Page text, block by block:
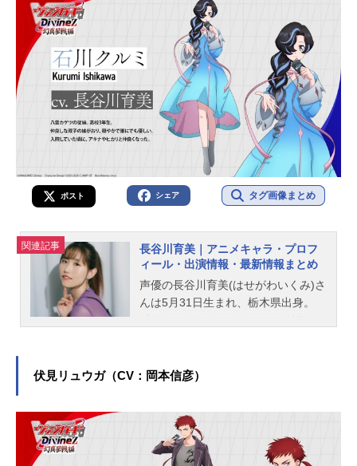
ポスト シェア タグ画像まとめ
関連記事
長谷川育美｜アニメキャラ・プロフ
ィール・出演情報・最新情報まとめ
声優の長谷川育美(はせがわいくみ)さ
んは5月31日生まれ、栃木県出身。
代役など、人気作品のキャラクター
伏見リュウガ（CV：岡本信彦）